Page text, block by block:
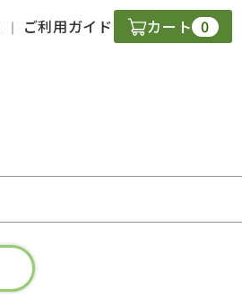
ご利用ガイド カート 0